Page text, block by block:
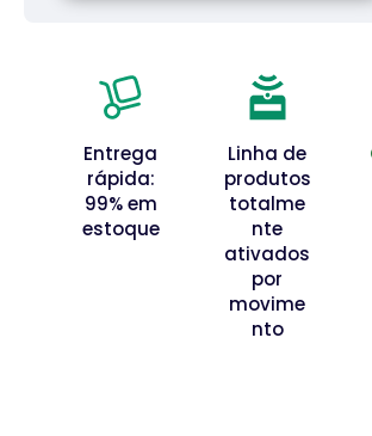
Entrega
rápida:
99% em
estoque
Linha de
produtos
totalme
nte
ativados
por
movime
nto